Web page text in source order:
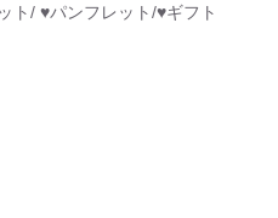
ト/ ♥︎パンフレット/♥︎ギフト